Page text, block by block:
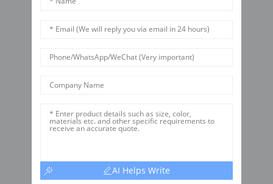
AI Helps Write